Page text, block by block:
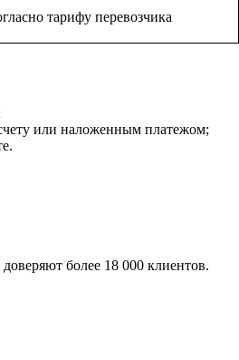
тарифу перевозчика
или наложенным платежом;
более 18 000 клиентов.